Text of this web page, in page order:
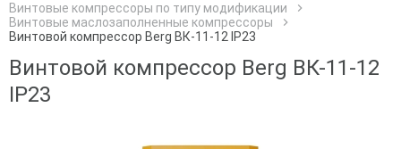
Винтовые компрессоры по типу модификации
Винтовые маслозаполненные компрессоры
Винтовой компрессор Berg ВК-11-12 IP23
Винтовой компрессор Berg ВК-11-12
IP23
Как к Вам обращаться?
Как к Вам обращаться?
Город доставки
Как к Вам обращаться?